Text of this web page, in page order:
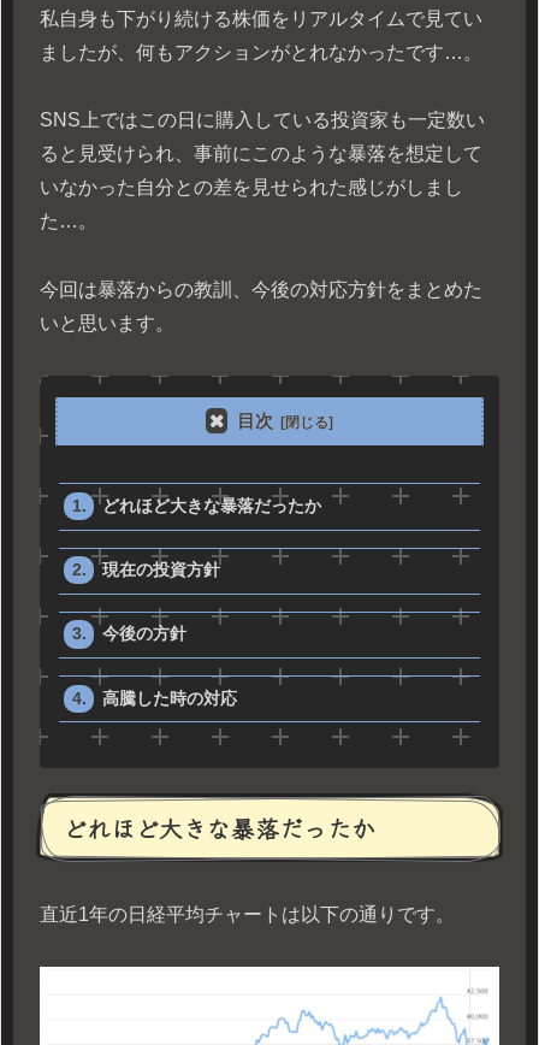
私自身も下がり続ける株価をリアルタイムで見てい
ましたが、何もアクションがとれなかったです…。
SNS上ではこの日に購入している投資家も一定数い
ると見受けられ、事前にこのような暴落を想定して
いなかった自分との差を見せられた感じがしまし
た…。
今回は暴落からの教訓、今後の対応方針をまとめた
いと思います。
目次
どれほど大きな暴落だったか
現在の投資方針
今後の方針
高騰した時の対応
どれほど大きな暴落だったか
直近1年の日経平均チャートは以下の通りです。